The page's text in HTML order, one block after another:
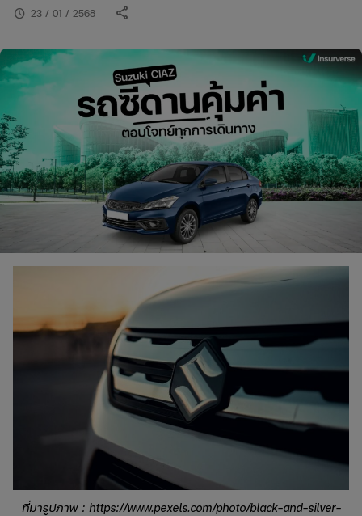
schedule 23 / 01 / 2568 share
ที่มารูปภาพ : https://www.pexels.com/photo/black-and-silver-